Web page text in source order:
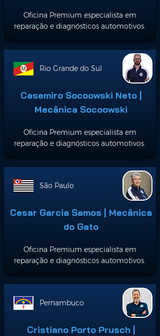
Oficina Premium especialista em
reparação e diagnósticos automotivos.
Rio Grande do Sul
Casemiro Socoowski Neto |
Mecânica Socoowski
Oficina Premium especialista em
reparação e diagnósticos automotivos.
São Paulo
Cesar Garcia Samos | Mecânica
do Gato
Oficina Premium especialista em
reparação e diagnósticos automotivos.
Pernambuco
Cristiano Porto Prusch |